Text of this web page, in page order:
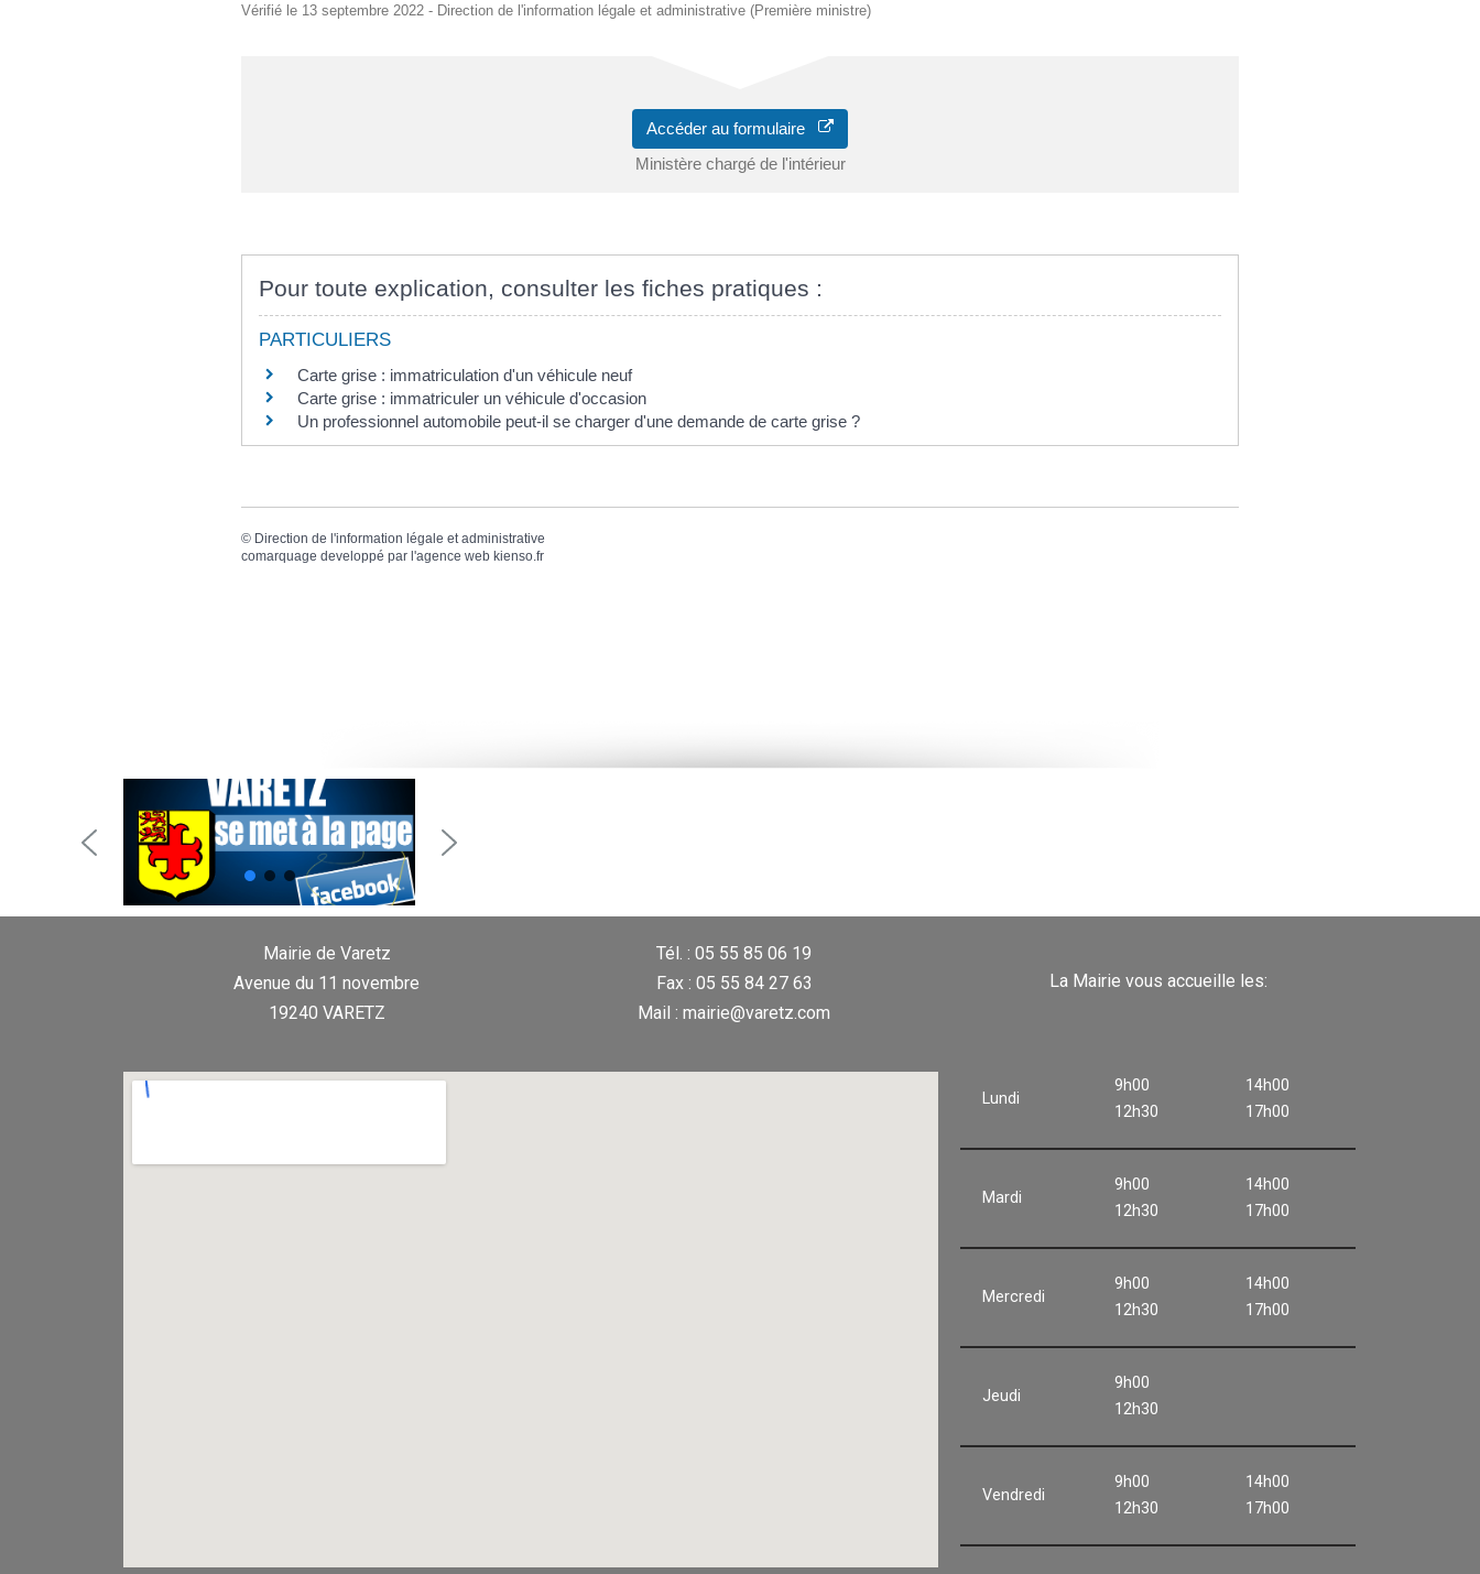
Vérifié le 13 septembre 2022 - Direction de l'information légale et administrative (Première ministre)
Accéder au formulaire
Ministère chargé de l'intérieur
Pour toute explication, consulter les fiches pratiques :
PARTICULIERS
Carte grise : immatriculation d'un véhicule neuf
Carte grise : immatriculer un véhicule d'occasion
Un professionnel automobile peut-il se charger d'une demande de carte grise ?
© Direction de l'information légale et administrative
comarquage developpé par l'agence web kienso.fr
Mairie de Varetz
Avenue du 11 novembre
19240 VARETZ
Tél. : 05 55 85 06 19
Fax : 05 55 84 27 63
Mail : mairie@varetz.com
La Mairie vous accueille les:
Lundi
9h00
12h30
14h00
17h00
Mardi
9h00
12h30
14h00
17h00
Mercredi
9h00
12h30
14h00
17h00
Jeudi
9h00
12h30
Vendredi
9h00
12h30
14h00
17h00